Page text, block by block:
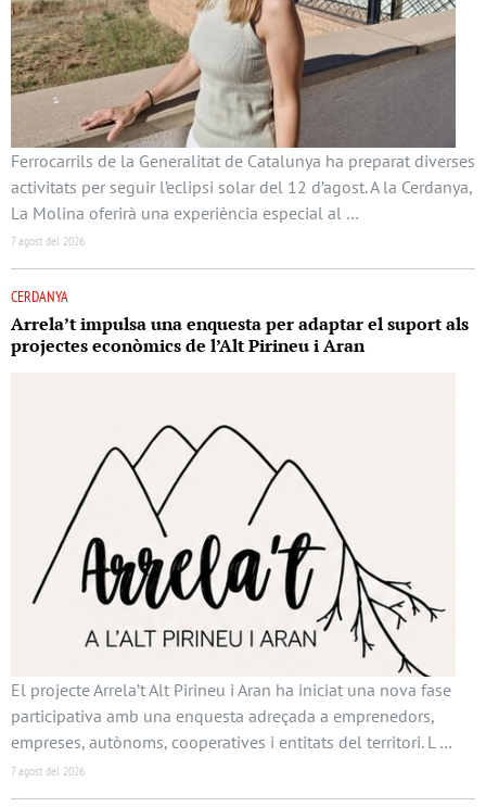
Ferrocarrils de la Generalitat de Catalunya ha preparat diverses
activitats per seguir l’eclipsi solar del 12 d’agost. A la Cerdanya,
La Molina oferirà una experiència especial al …
7 agost del 2026
CERDANYA
Arrela’t impulsa una enquesta per adaptar el suport als
projectes econòmics de l’Alt Pirineu i Aran
El projecte Arrela’t Alt Pirineu i Aran ha iniciat una nova fase
participativa amb una enquesta adreçada a emprenedors,
empreses, autònoms, cooperatives i entitats del territori. L …
7 agost del 2026